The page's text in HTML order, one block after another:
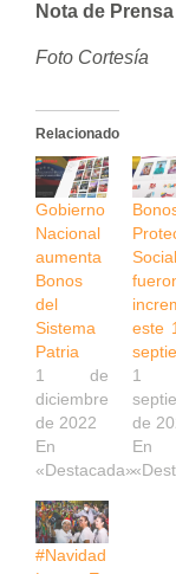
Nota de Prensa
Foto Cortesía
Relacionado
Gobierno
Nacional
aumenta
Bonos
del
Sistema
Patria
1 de
diciembre
de 2022
En
«Destacada»
Social
este
1
de
En
#Navidad